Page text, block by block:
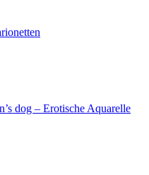
dog – Erotische Aquarelle